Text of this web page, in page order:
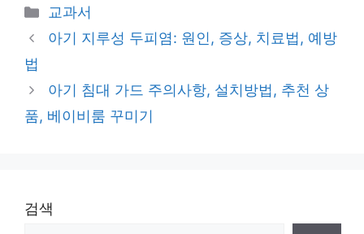
Categories
교과서
아기 지루성 두피염: 원인, 증상, 치료법, 예방
법
아기 침대 가드 주의사항, 설치방법, 추천 상
품, 베이비룸 꾸미기
검색